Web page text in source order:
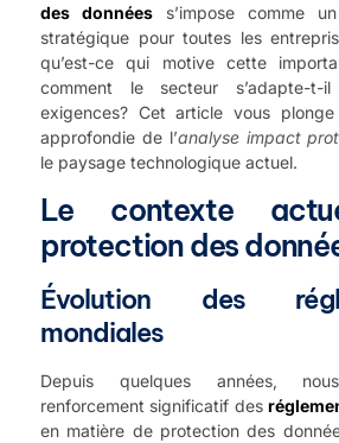
des données s’impose comme
stratégique pour toutes les
qu’est-ce qui motive cette
comment le secteur s’adapte-
exigences? Cet article vous
approfondie de l’analyse impact
le paysage technologique actuel.
Le contexte
protection des
Évolution des
mondiales
Depuis quelques années,
renforcement significatif des
en matière de protection des